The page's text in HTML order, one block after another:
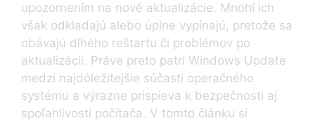
upozornením na nové aktualizácie. Mnohí ich
však odkladajú alebo úplne vypínajú, pretože sa
obávajú dlhého reštartu či problémov po
aktualizácii. Práve preto patrí Windows Update
medzi najdôležitejšie súčasti operačného
systému a výrazne prispieva k bezpečnosti aj
spoľahlivosti počítača. V tomto článku si